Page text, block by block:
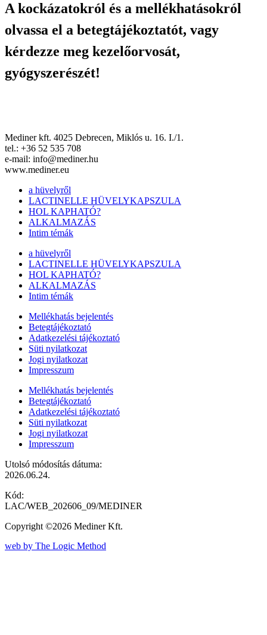
A kockázatokról és a mellékhatásokról
olvassa el a betegtájékoztatót, vagy
kérdezze meg kezelőorvosát,
gyógyszerészét!
Mediner kft. 4025 Debrecen, Miklós u. 16. I./1.
tel.: +36 52 535 708
e-mail: info@mediner.hu
www.mediner.eu
a hüvelyről
LACTINELLE HÜVELYKAPSZULA
HOL KAPHATÓ?
ALKALMAZÁS
Intim témák
a hüvelyről
LACTINELLE HÜVELYKAPSZULA
HOL KAPHATÓ?
ALKALMAZÁS
Intim témák
Mellékhatás bejelentés
Betegtájékoztató
Adatkezelési tájékoztató
Süti nyilatkozat
Jogi nyilatkozat
Impresszum
Mellékhatás bejelentés
Betegtájékoztató
Adatkezelési tájékoztató
Süti nyilatkozat
Jogi nyilatkozat
Impresszum
Utolsó módosítás dátuma:
2026.06.24.
Kód:
LAC/WEB_202606_09/MEDINER
Copyright ©2026 Mediner Kft.
web by The Logic Method